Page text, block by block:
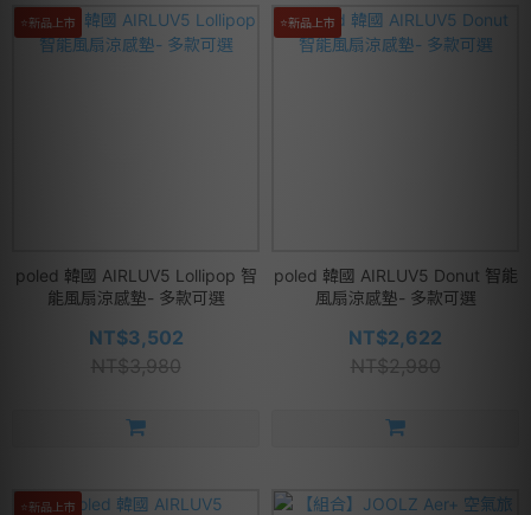
⭐新品上市
poled 韓國 AIRLUV5 Lollipop 智
能風扇涼感墊- 多款可選
NT$3,502
NT$3,980
⭐新品上市
poled 韓國 AIRLUV5 Donut 智能
風扇涼感墊- 多款可選
NT$2,622
NT$2,980
⭐新品上市